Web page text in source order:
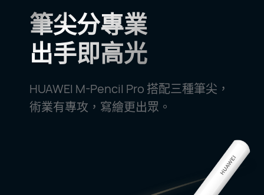
筆尖分專業
出手即高光
HUAWEI M-Pencil Pro 搭配三種筆尖，
術業有專攻，寫繪更出⁠眾。